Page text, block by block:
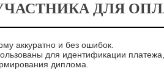
ДЛЯ
аккуратно и без ошибок.
для идентификации платежа,
диплома.